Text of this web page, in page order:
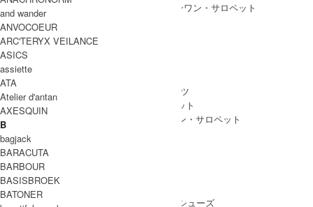
/ オールインワン・サロペット
MEN
MEN ALL ITEM
/ ボトムス・パンツ
/ アウター・ジャケット
/ オールインワン・サロペット
SHOES
SHOES ALL ITEM
/ ドレスシューズ
and wander
ANVOCOEUR
ARC'TERYX VEILANCE
ASICS
assiette
ATA
Atelier d'antan
AXESQUIN
B
bagjack
BARACUTA
BARBOUR
BASISBROEK
BATONER